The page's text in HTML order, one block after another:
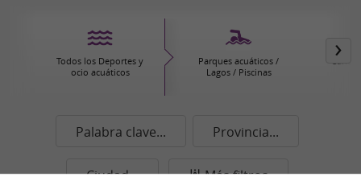
Todos los Deportes y
ocio acuáticos
Parques acuáticos /
Lagos / Piscinas
Palabra clave... Provincia...
Ciudad... Más filtros